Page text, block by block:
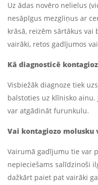
Uz ādas novēro nelielus
nesāpīgus mezgliņus ar
krāsā, reizēm sārtākus vai
vairāki, retos gadījumos
Kā diagnosticē
Visbiežāk diagnoze tiek
balstoties uz klīnisko ainu.
var atgādināt furunkulu.
Vai kontagiozo molusku
Vairumā gadījumu tie var
nepieciešams salīdzinoši
dažkārt paiet pat vairāki